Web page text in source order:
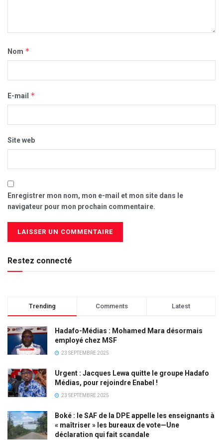
Nom *
E-mail *
Site web
Enregistrer mon nom, mon e-mail et mon site dans le
navigateur pour mon prochain commentaire.
Restez connecté
Trending Comments Latest
Hadafo-Médias : Mohamed Mara désormais
employé chez MSF
23 SEPTEMBRE 2025
Urgent : Jacques Lewa quitte le groupe Hadafo
Médias, pour rejoindre Enabel !
23 SEPTEMBRE 2025
Boké : le SAF de la DPE appelle les enseignants à
« maîtriser » les bureaux de vote—Une
déclaration qui fait scandale